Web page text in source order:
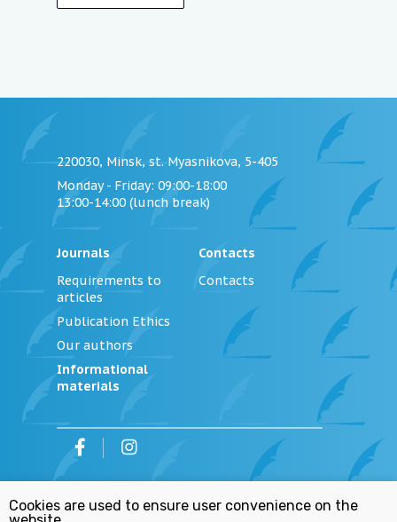
220030, Minsk, st. Myasnikova, 5-405
Monday - Friday: 09:00-18:00
13:00-14:00 (lunch break)
Journals
Requirements to
articles
Publication Ethics
Our authors
Informational
materials
Contacts
Contacts
©2026 Institution «Editorial Office of the
Journal «Justice of Belarus»
Cookies are used to ensure user convenience on the